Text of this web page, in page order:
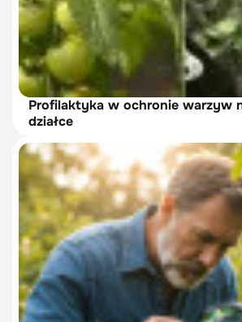
Profilaktyka w ochronie warzyw
działce